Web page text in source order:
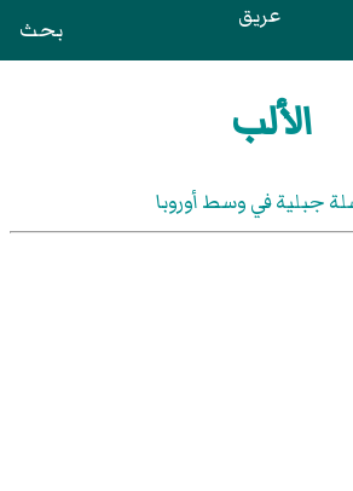
عريق بحث
الألب
جبلية في وسط أوروبا